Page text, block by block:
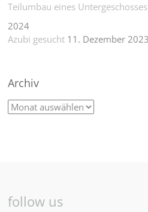
Teilumbau eines
2024
Azubi gesucht 11. Dezember 2023
Archiv
follow us